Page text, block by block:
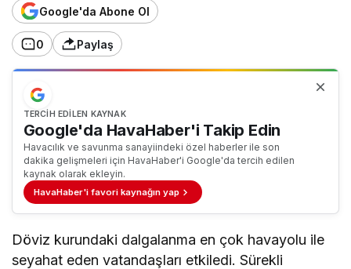
Google'da Abone Ol
0 Paylaş
TERCIH EDILEN KAYNAK
Google'da HavaHaber'i Takip Edin
Havacılık ve savunma sanayiindeki özel haberler ile son
dakika gelişmeleri için HavaHaber'i Google'da tercih edilen
kaynak olarak ekleyin.
HavaHaber'i favori kaynağın yap
Döviz kurundaki dalgalanma en çok havayolu ile
seyahat eden vatandaşları etkiledi. Sürekli